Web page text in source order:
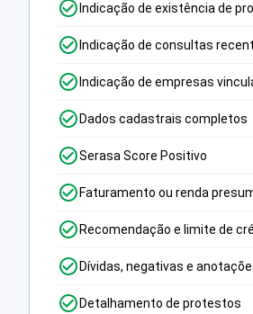
Indicação de existência de
Indicação de consultas
Indicação de empresas
Dados cadastrais completos
Serasa Score Positivo
Faturamento ou renda
Recomendação e limite de
Dívidas, negativas e
Detalhamento de protestos